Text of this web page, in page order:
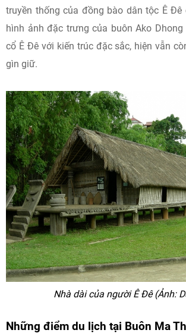
truyền thống của đồng bào dân tộc Ê
hình ảnh đặc trưng của buôn Ako
cổ Ê Đê với kiến trúc đặc sắc, hiện vẫn
gìn giữ.
Nhà dài của người Ê Đê (Ảnh:
Những điểm du lịch tại Buôn Ma